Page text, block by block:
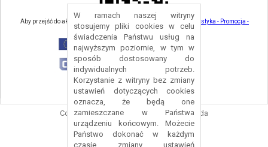
W ramach naszej witryny
stosujemy pliki cookies w celu
świadczenia Państwu usług na
najwyższym poziomie, w tym w
sposób dostosowany do
indywidualnych potrzeb.
Korzystanie z witryny bez zmiany
ustawień dotyczących cookies
oznacza, że będą one
zamieszczane w Państwa
urządzeniu końcowym. Możecie
Państwo dokonać w każdym
czasie zmiany ustawień
Aby przejść do aktualności związanych z turystyką - kliknij tu:Turystyka - Promocja -
Strefa Turysty - Gmina Nowa Ruda
Copyright © 2016 Urząd Gminy Nowa Ruda
Projekt i wykonanie:Logonet Sp. z o.o.